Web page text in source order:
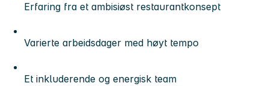
Erfaring fra et ambisiøst restaurantkonsept
Varierte arbeidsdager med høyt tempo
Et inkluderende og energisk team